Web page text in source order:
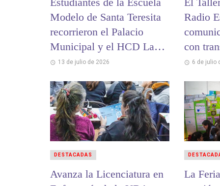
Modelo de Santa Teresita
recorrieron el Palacio
Municipal y el HCD La
Costa
13 de julio de 2026
Radio
con
6 de julio
Avanza la Licenciatura en
DESTACADAS
La